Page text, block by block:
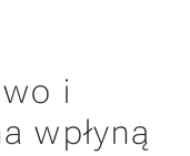
i
wpłyną